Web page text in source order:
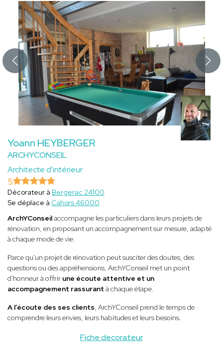
Yoann HEYBERGER
ARCHYCONSEIL
Architecte d'intérieur
Fiche decorateur
5
Décorateur à Bergerac 24100
Se déplace à Cahors 46000
ArchYConseilaccompagne les particuliers dans leurs projets de
rénovation, en proposant un accompagnement sur mesure, adapté
à chaque mode de vie.
Parce qu'un projet de rénovation peut susciter des doutes, des
questions ou des appréhensions, ArchYConseil met un point
d'honneur à offrir une écoute attentive et un
accompagnement rassurant à chaque étape.
A l’écoute des ses clients , ArchYConseil prend le temps de
comprendre leurs envies, leurs habitudes et leurs besoins.